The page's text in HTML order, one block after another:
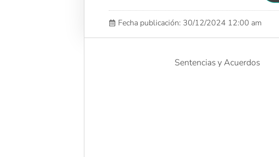
Fecha publicación: 30/12/2024 12:00 am
Sentencias y Acuerdos